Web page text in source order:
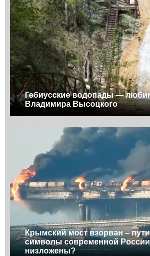
Гебиусские водопады —
Владимира Высоцкого
Крымский мост взорван –
символы современной России
низложены?